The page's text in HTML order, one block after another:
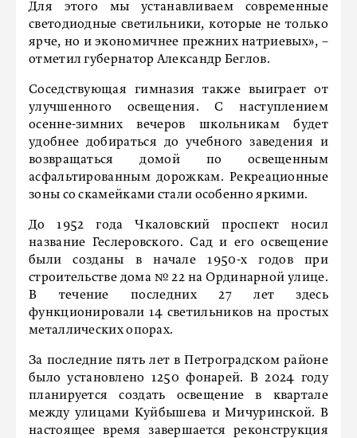
Для этого мы устанавливаем современные
светодиодные светильники, которые не только
ярче, но и экономичнее прежних натриевых», –
отметил губернатор Александр Беглов.
Соседствующая гимназия также выиграет от
улучшенного освещения. С наступлением
осенне-зимних вечеров школьникам будет
удобнее добираться до учебного заведения и
возвращаться домой по освещенным
асфальтированным дорожкам. Рекреационные
зоны со скамейками стали особенно яркими.
До 1952 года Чкаловский проспект носил
название Геслеровского. Сад и его освещение
были созданы в начале 1950-х годов при
строительстве дома № 22 на Ординарной улице.
В течение последних 27 лет здесь
функционировали 14 светильников на простых
металлических опорах.
За последние пять лет в Петроградском районе
было установлено 1250 фонарей. В 2024 году
планируется создать освещение в квартале
между улицами Куйбышева и Мичуринской. В
настоящее время завершается реконструкция